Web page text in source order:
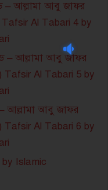
– আল্লামা আবু জাফর
Tafsir Al Tabari 4 by
– আল্লামা আবু জাফর
Tafsir Al Tabari 5 by
– আল্লামা আবু জাফর
Tafsir Al Tabari 6 by
Islamic